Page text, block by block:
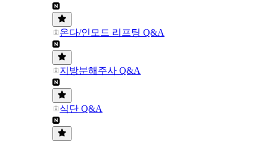
온다/인모드 리프팅 Q&A
지방분해주사 Q&A
식단 Q&A